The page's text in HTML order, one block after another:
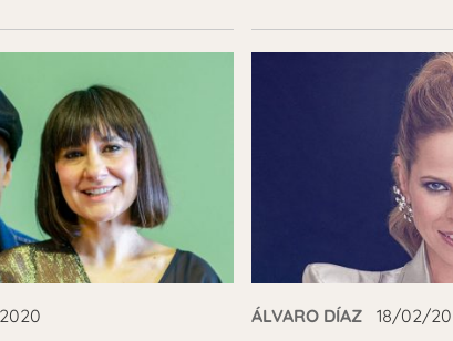
ÁLVARO DÍAZ 18/02/